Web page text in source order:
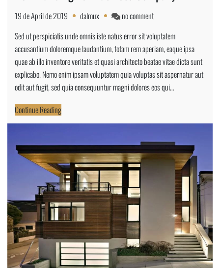
19 de April de 2019 dalmux no commenton
Building
For
Business
Company
Sed ut perspiciatis unde omnis iste natus error sit voluptatem
accusantium doloremque laudantium, totam rem aperiam, eaque ipsa
quae ab illo inventore veritatis et quasi architecto beatae vitae dicta sunt
explicabo. Nemo enim ipsam voluptatem quia voluptas sit aspernatur aut
odit aut fugit, sed quia consequuntur magni dolores eos qui…
Continue Reading